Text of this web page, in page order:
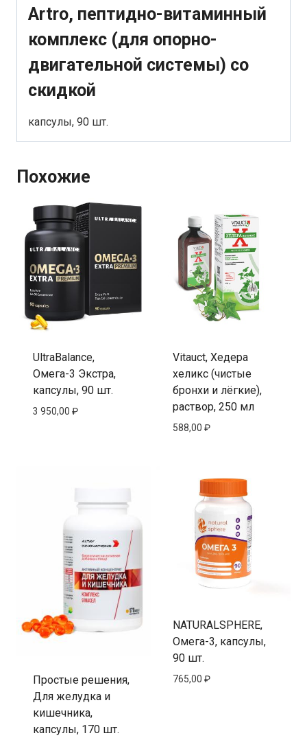
Artro, пептидно-витаминный
комплекс (для опорно-
двигательной системы) со
скидкой
капсулы, 90 шт.
Похожие
UltraBalance,
Омега-3 Экстра,
капсулы, 90 шт.
3 950,00 ₽
Vitauct, Хедера
хеликс (чистые
бронхи и лёгкие),
раствор, 250 мл
588,00 ₽
Простые решения,
Для желудка и
кишечника,
капсулы, 170 шт.
NATURALSPHERE,
Омега-3, капсулы,
90 шт.
765,00 ₽